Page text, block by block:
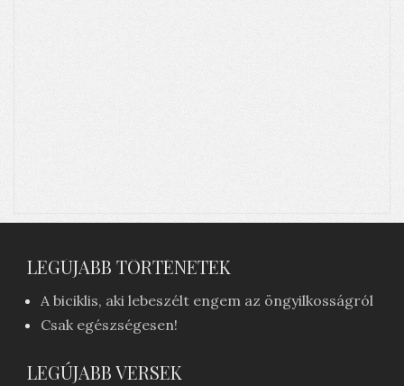
LEGÚJABB TÖRTÉNETEK
A biciklis, aki lebeszélt engem az öngyilkosságról
Csak egészségesen!
LEGÚJABB VERSEK